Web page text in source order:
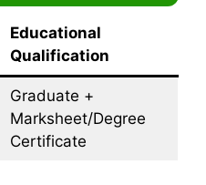
Educational
Qualification
Graduate +
Marksheet/Degree
Certificate